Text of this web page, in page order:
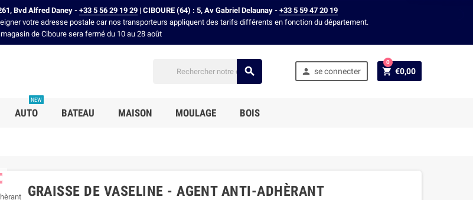
Bvd Alfred Daney - +33 5 56 29 19 29 | CIBOURE (64) : 5, Av Gabriel Delaunay - +33 5 59 47 20 19
votre adresse postale car nos transporteurs appliquent des tarifs différents en fonction du département.
de Ciboure sera fermé du 10 au 28 août
  se connecter  €0,00
0
AUTO
NEW
BATEAU MAISON MOULAGE BOIS
GRAISSE DE VASELINE - AGENT ANTI-ADHÈRANT